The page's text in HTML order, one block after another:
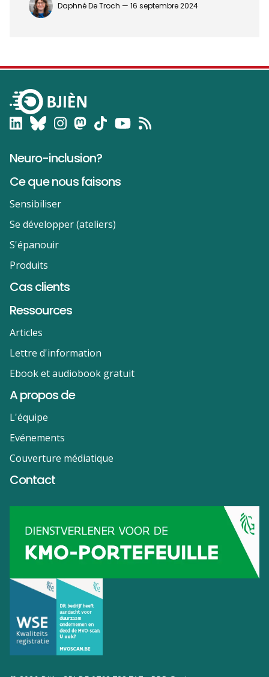
Daphné De Troch — 16 septembre 2024
Neuro-inclusion?
Ce que nous faisons
Sensibiliser
Se développer (ateliers)
S'épanouir
Produits
Cas clients
Ressources
Articles
Lettre d'information
Ebook et audiobook gratuit
A propos de
L'équipe
Evénements
Couverture médiatique
Contact